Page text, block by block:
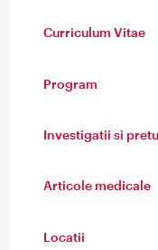
Curriculum Vitae
Program
Investigatii si
Articole medicale
Locatii